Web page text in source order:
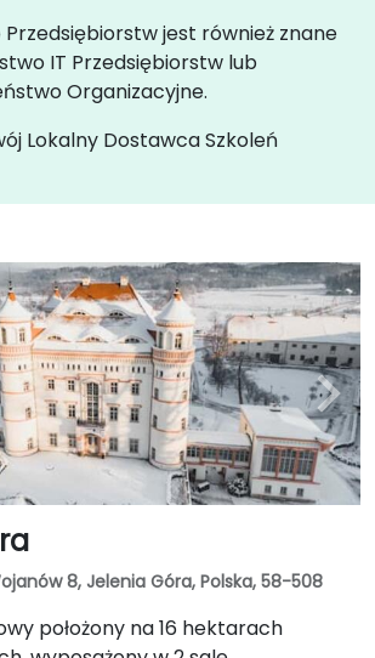
jest również znane
IT Przedsiębiorstw lub
Organizacyjne.
Lokalny Dostawca Szkoleń
8, Jelenia Góra, Polska, 58-508
położony na 16 hektarach